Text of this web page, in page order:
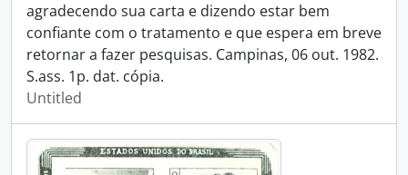
agradecendo sua carta e dizendo estar bem
confiante com o tratamento e que espera em breve
retornar a fazer pesquisas. Campinas, 06 out. 1982.
S.ass. 1p. dat. cópia.
Untitled